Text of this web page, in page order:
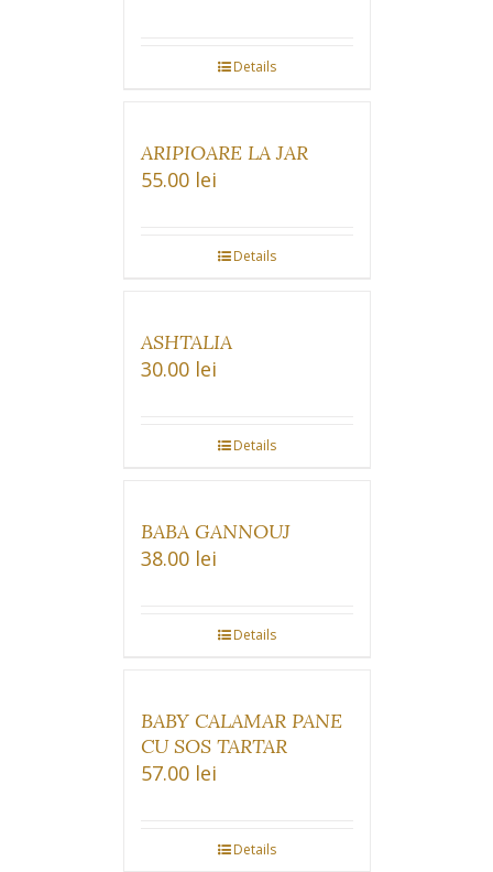
Details
ARIPIOARE LA JAR
55.00 lei
Details
ASHTALIA
30.00 lei
Details
BABA GANNOUJ
38.00 lei
Details
BABY CALAMAR PANE
CU SOS TARTAR
57.00 lei
Details